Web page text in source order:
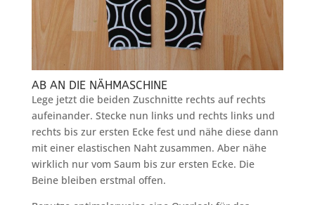
AB AN DIE NÄHMASCHINE
Lege jetzt die beiden Zuschnitte rechts auf rechts
aufeinander. Stecke nun links und rechts links und
rechts bis zur ersten Ecke fest und nähe diese dann
mit einer elastischen Naht zusammen. Aber nähe
wirklich nur vom Saum bis zur ersten Ecke. Die
Beine bleiben erstmal offen.